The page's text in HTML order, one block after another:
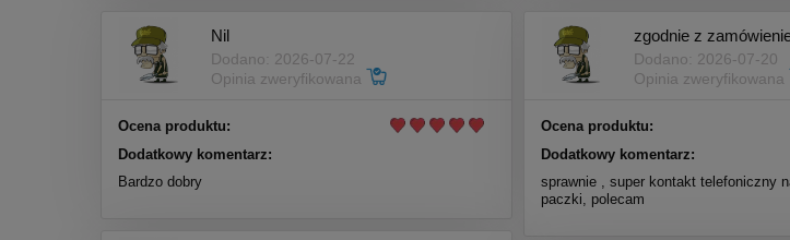
Nil
Dodano: 2026-07-22
Opinia zweryfikowana
Ocena produktu:
Dodatkowy komentarz:
Bardzo dobry
zgodnie z
Dodano: 2026-07-20
Opinia zweryfikowana
Ocena produktu:
Dodatkowy komentarz:
sprawnie , super kontakt telefoniczny
paczki, polecam